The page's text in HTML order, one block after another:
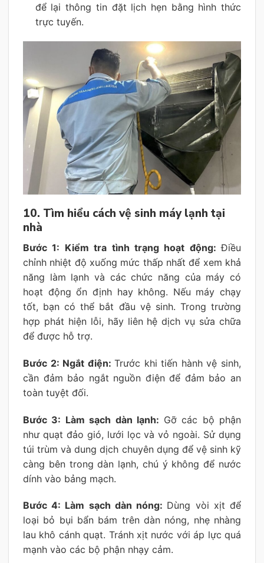
để lại thông tin đặt lịch hẹn bằng hình thức
trực tuyến.
10. Tìm hiểu cách vệ sinh máy lạnh tại
nhà
Bước 1: Kiểm tra tình trạng hoạt động:Điều
chỉnh nhiệt độ xuống mức thấp nhất để xem khả
năng làm lạnh và các chức năng của máy có
hoạt động ổn định hay không. Nếu máy chạy
tốt, bạn có thể bắt đầu vệ sinh. Trong trường
hợp phát hiện lỗi, hãy liên hệ dịch vụ sửa chữa
để được hỗ trợ.
Bước 2: Ngắt điện:Trước khi tiến hành vệ sinh,
cần đảm bảo ngắt nguồn điện để đảm bảo an
toàn tuyệt đối.
Bước 3: Làm sạch dàn lạnh: Gỡ các bộ phận
như quạt đảo gió, lưới lọc và vỏ ngoài. Sử dụng
túi trùm và dung dịch chuyên dụng để vệ sinh kỹ
càng bên trong dàn lạnh, chú ý không để nước
dính vào bảng mạch.
Bước 4: Làm sạch dàn nóng: Dùng vòi xịt để
loại bỏ bụi bẩn bám trên dàn nóng, nhẹ nhàng
lau khô cánh quạt. Tránh xịt nước với áp lực quá
mạnh vào các bộ phận nhạy cảm.